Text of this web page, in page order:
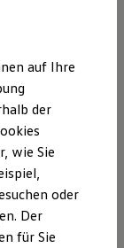
die
das genau die
hatte. Sie bot
zusammen mit
bisherigen
war
ersten
auf Ihre
der
wie Sie
oder
Der
für Sie